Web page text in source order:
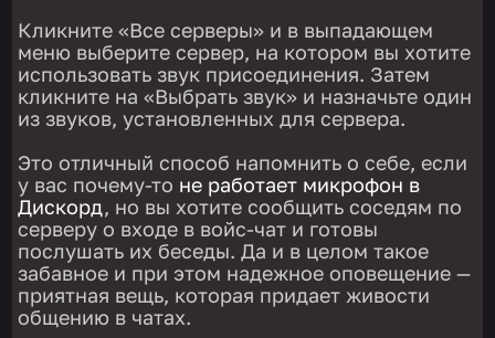
Кликните «Все серверы» и в выпадающем
меню выберите сервер, на котором вы хотите
использовать звук присоединения. Затем
кликните на «Выбрать звук» и назначьте один
из звуков, установленных для сервера.
Это отличный способ напомнить о себе, если
у вас почему-то не работает микрофон в
Дискорд, но вы хотите сообщить соседям по
серверу о входе в войс-чат и готовы
послушать их беседы. Да и в целом такое
забавное и при этом надежное оповещение —
приятная вещь, которая придает живости
общению в чатах.